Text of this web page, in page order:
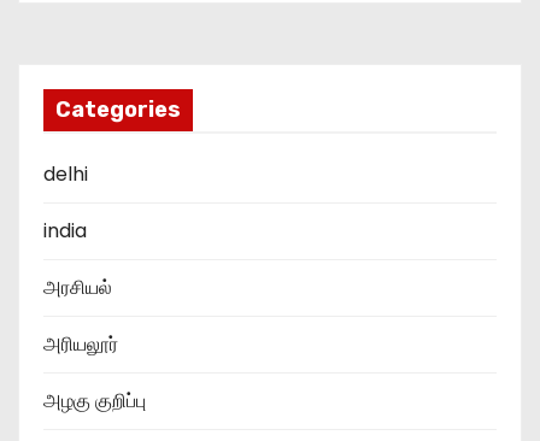
Categories
delhi
india
அரசியல்
அரியலூர்
அழகு குறிப்பு